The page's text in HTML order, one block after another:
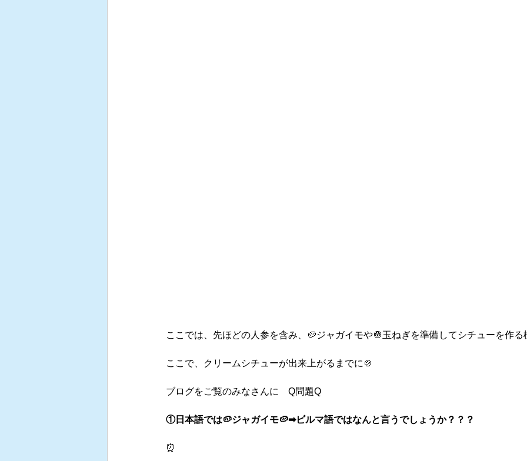
ここでは、先ほどの人参を含み、🥔ジャガイモや🧅玉ねぎを準備してシチューを作る
ここで、クリームシチューが出来上がるまでに🍲
ブログをご覧のみなさんに　Q問題Q
①日本語では🥔ジャガイモ🥔➡ビルマ語ではなんと言うでしょうか？？？
⏰